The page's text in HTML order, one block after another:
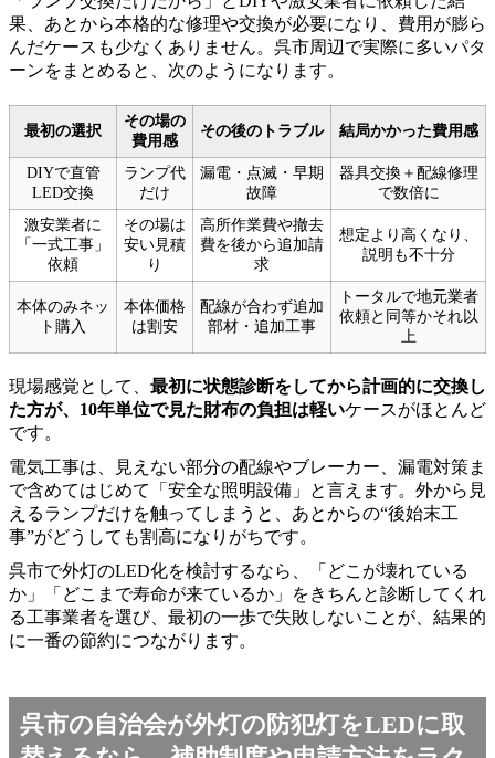
果、あとから本格的な修理や交換が必要になり、費用が膨ら
んだケースも少なくありません。呉市周辺で実際に多いパタ
ーンをまとめると、次のようになります。
最初の選択
その場の
費用感
その後のトラブル 結局かかった費用感
DIYで直管
LED交換
ランプ代
だけ
漏電・点滅・早期
故障
器具交換＋配線修理
で数倍に
激安業者に
「一式工事」
依頼
その場は
安い見積
り
高所作業費や撤去
費を後から追加請
求
想定より高くなり、
説明も不十分
本体のみネッ
ト購入
本体価格
は割安
配線が合わず追加
部材・追加工事
トータルで地元業者
依頼と同等かそれ以
上
現場感覚として、 最初に状態診断をしてから計画的に交換し
た方が、10年単位で見た財布の負担は軽いケースがほとんど
です。
電気工事は、見えない部分の配線やブレーカー、漏電対策ま
で含めてはじめて「安全な照明設備」と言えます。外から見
えるランプだけを触ってしまうと、あとからの“後始末工
事”がどうしても割高になりがちです。
呉市で外灯のLED化を検討するなら、「どこが壊れている
か」「どこまで寿命が来ているか」をきちんと診断してくれ
る工事業者を選び、最初の一歩で失敗しないことが、結果的
に一番の節約につながります。
呉市の自治会が外灯の防犯灯をLEDに取